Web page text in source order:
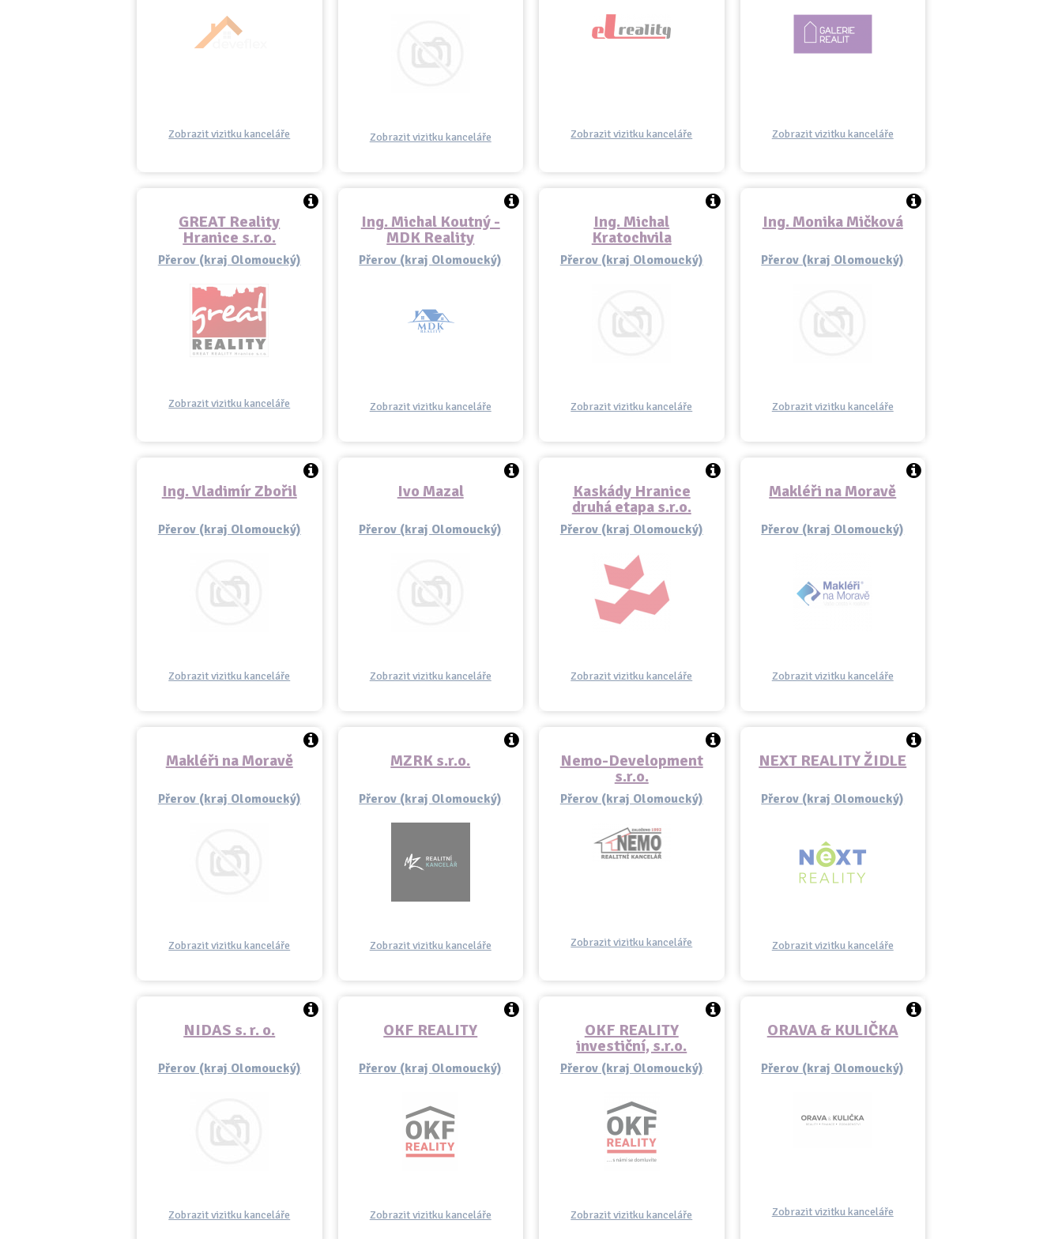
Zobrazit vizitku kanceláře Zobrazit vizitku kanceláře Zobrazit vizitku kanceláře Zobrazit vizitku kanceláře
GREAT Reality
Hranice s.r.o.
Přerov (kraj Olomoucký)
Zobrazit vizitku kanceláře
Ing. Michal Koutný -
MDK Reality
Přerov (kraj Olomoucký)
Zobrazit vizitku kanceláře
Ing. Michal
Kratochvila
Přerov (kraj Olomoucký)
Zobrazit vizitku kanceláře
Ing. Monika Mičková
Přerov (kraj Olomoucký)
Zobrazit vizitku kanceláře
Ing. Vladimír Zbořil
Přerov (kraj Olomoucký)
Zobrazit vizitku kanceláře
Ivo Mazal
Přerov (kraj Olomoucký)
Zobrazit vizitku kanceláře
Kaskády Hranice
druhá etapa s.r.o.
Přerov (kraj Olomoucký)
Zobrazit vizitku kanceláře
Makléři na Moravě
Přerov (kraj Olomoucký)
Zobrazit vizitku kanceláře
Makléři na Moravě
Přerov (kraj Olomoucký)
Zobrazit vizitku kanceláře
MZRK s.r.o.
Přerov (kraj Olomoucký)
Zobrazit vizitku kanceláře
Nemo-Development
s.r.o.
Přerov (kraj Olomoucký)
Zobrazit vizitku kanceláře
NEXT REALITY ŽIDLE
Přerov (kraj Olomoucký)
Zobrazit vizitku kanceláře
NIDAS s. r. o.
Přerov (kraj Olomoucký)
Zobrazit vizitku kanceláře
OKF REALITY
Přerov (kraj Olomoucký)
Zobrazit vizitku kanceláře
OKF REALITY
investiční, s.r.o.
Přerov (kraj Olomoucký)
Zobrazit vizitku kanceláře
ORAVA & KULIČKA
Přerov (kraj Olomoucký)
Zobrazit vizitku kanceláře